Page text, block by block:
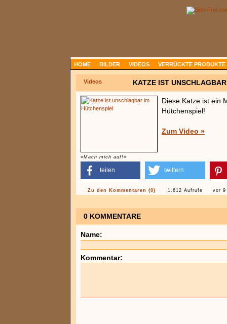
HOME BILDER VIDEOS VERRÜCKTE PRODUKTE
Videos KATZE IST
«Mach mich auf!»
Diese Katze ist ein
Hütchenspiel!
Zum Video »
teilen twittern
Zu den Kommentaren (0) 1.612 Aufrufe vor 9
0 KOMMENTARE
Name:
Kommentar: